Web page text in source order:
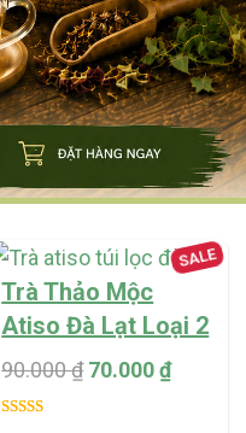
SALE
Trà Thảo Mộc
Atiso Đà Lạt Loại 2
90.000₫ 70.000₫